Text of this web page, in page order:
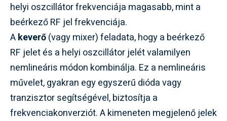
helyi oszcillátor frekvenciája magasabb, mint a
beérkező RF jel frekvenciája.
Akeverő(vagy mixer) feladata, hogy a beérkező
RF jelet és a helyi oszcillátor jelét valamilyen
nemlineáris módon kombinálja. Ez a nemlineáris
művelet, gyakran egy egyszerű dióda vagy
tranzisztor segítségével, biztosítja a
frekvenciakonverziót. A kimeneten megjelenő jelek